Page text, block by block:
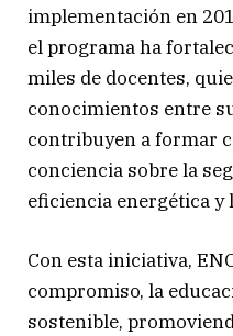
implementación en
el programa ha
miles de docentes,
conocimientos entre
contribuyen a formar
conciencia sobre la
eficiencia energética
Con esta iniciativa,
compromiso, la
sostenible,